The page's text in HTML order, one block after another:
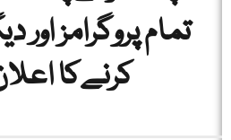
تمام پروگرامز اور
کرنےکا